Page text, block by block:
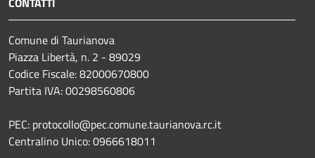
Comune di Taurianova
Piazza Libertà, n. 2 - 89029
Codice Fiscale: 82000670800
Partita IVA: 00298560806
PEC: protocollo@pec.comune.taurianova.rc.it
Centralino Unico: 0966618011